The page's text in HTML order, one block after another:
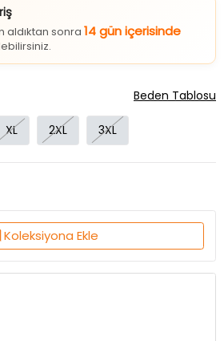
aldıktan sonra 14 gün içerisinde
XL 2XL 3XL
Beden Tablosu
Koleksiyona Ekle